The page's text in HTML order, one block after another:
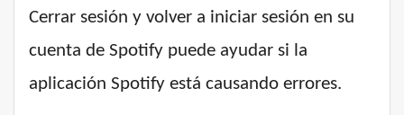
Cerrar sesión y volver a iniciar sesión en su
cuenta de Spotify puede ayudar si la
aplicación Spotify está causando errores.